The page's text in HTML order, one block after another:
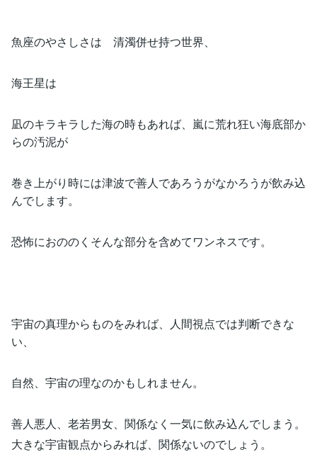
魚座のやさしさは 清濁併せ持つ世界、
海王星は
凪のキラキラした海の時もあれば、嵐に荒れ狂い海底部か
らの汚泥が
巻き上がり時には津波で善人であろうがなかろうが飲み込
んでします。
恐怖におののくそんな部分を含めてワンネスです。
宇宙の真理からものをみれば、人間視点では判断できな
い、
自然、宇宙の理なのかもしれません。
善人悪人、老若男女、関係なく一気に飲み込んでしまう。
大きな宇宙観点からみれば、関係ないのでしょう。